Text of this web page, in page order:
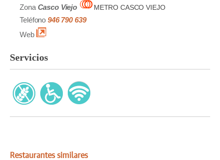
Zona Casco Viejo
METRO CASCO VIEJO
Teléfono 946 790 639
Web
Servicios
Restaurantes similares